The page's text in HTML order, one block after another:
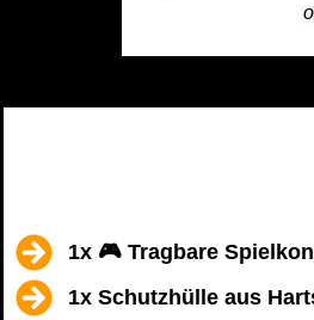
1x 🎮 Tragbare
1x Schutzhülle aus